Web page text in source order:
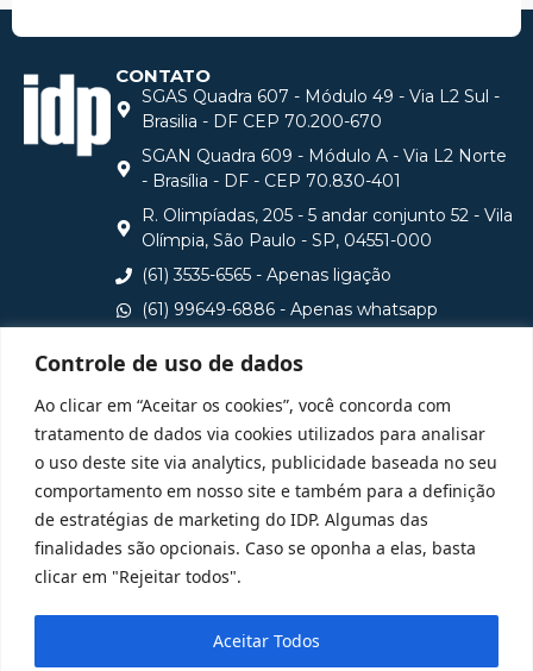
Controle de uso de dados
Ao clicar em “Aceitar os cookies”, você concorda com
tratamento de dados via cookies utilizados para analisar
o uso deste site via analytics, publicidade baseada no seu
comportamento em nosso site e também para a definição
de estratégias de marketing do IDP. Algumas das
finalidades são opcionais. Caso se oponha a elas, basta
clicar em "Rejeitar todos".
Aceitar Todos
CONTATO
SGAS Quadra 607 - Módulo 49 - Via L2 Sul -
Brasilia - DF CEP 70.200-670
SGAN Quadra 609 - Módulo A - Via L2 Norte
- Brasília - DF - CEP 70.830-401
R. Olimpíadas, 205 - 5 andar conjunto 52 - Vila
Olímpia, São Paulo - SP, 04551-000
(61) 3535-6565 - Apenas ligação
(61) 99649-6886 - Apenas whatsapp
Consulte aqui o cadastro da Instituição no Sistema e-
MEC